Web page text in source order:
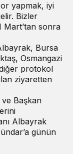
yapmak, iyi
Bizler
Mart’tan sonra
Bursa
Osmangazi
protokol
ziyaretten
ve Başkan
Albayrak
günün